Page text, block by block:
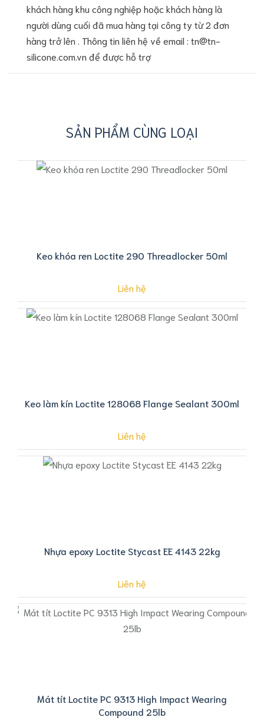
khách hàng khu công nghiệp hoặc khách hàng là
người dùng cuối đã mua hàng tại công ty từ 2 đơn
hàng trở lên . Thông tin liên hệ về email : tn@tn-
silicone.com.vn để được hỗ trợ
SẢN PHẨM CÙNG LOẠI
Keo khóa ren Loctite 290 Threadlocker 50ml
Liên hệ
Keo làm kín Loctite 128068 Flange Sealant 300ml
Liên hệ
Nhựa epoxy Loctite Stycast EE 4143 22kg
Liên hệ
Mát tít Loctite PC 9313 High Impact Wearing
Compound 25lb